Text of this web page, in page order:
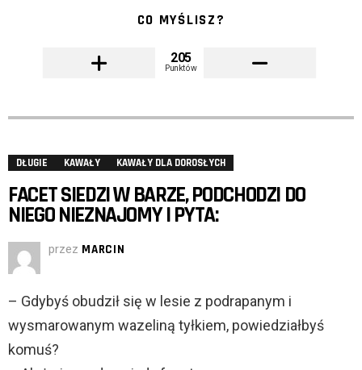
CO MYŚLISZ?
205
Punktów
DŁUGIE KAWAŁY KAWAŁY DLA DOROSŁYCH
FACET SIEDZI W BARZE, PODCHODZI DO
NIEGO NIEZNAJOMY I PYTA:
przez MARCIN
– Gdybyś obudził się w lesie z podrapanym i
wysmarowanym wazeliną tyłkiem, powiedziałbyś
komuś?